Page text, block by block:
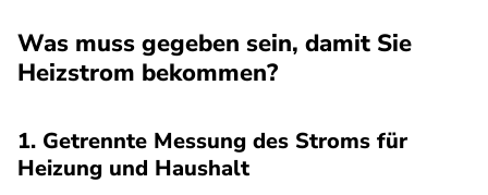
Was muss gegeben sein, damit Sie
Heizstrom bekommen?
1. Getrennte Messung des Stroms für
Heizung und Haushalt